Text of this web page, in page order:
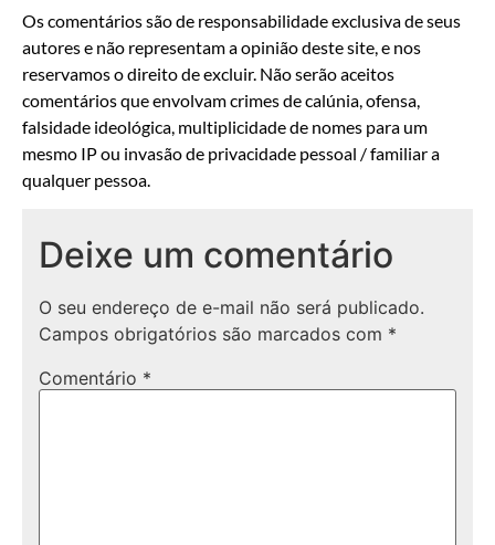
Os comentários são de responsabilidade exclusiva de seus
autores e não representam a opinião deste site, e nos
reservamos o direito de excluir. Não serão aceitos
comentários que envolvam crimes de calúnia, ofensa,
falsidade ideológica, multiplicidade de nomes para um
mesmo IP ou invasão de privacidade pessoal / familiar a
qualquer pessoa.
Deixe um comentário
O seu endereço de e-mail não será publicado.
Campos obrigatórios são marcados com *
Comentário *